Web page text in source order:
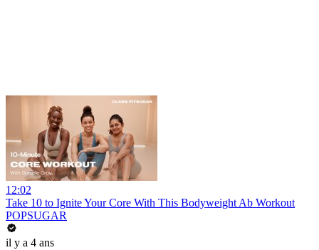
12:02
Take 10 to Ignite Your Core With This Bodyweight Ab Workout
POPSUGAR
il y a 4 ans